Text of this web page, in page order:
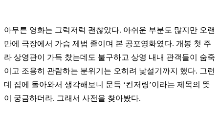
아무튼 영화는 그럭저럭 괜찮았다. 아쉬운 부분도 많지만 오랜
만에 극장에서 가슴 제법 졸이며 본 공포영화였다. 개봉 첫 주
라 상영관이 가득 찼는데도 불구하고 상영 내내 관객들이 숨죽
이고 조용히 관람하는 분위기는 오히려 낯설기까지 했다. 그런
데 집에 돌아와서 생각해보니 문득 ‘컨저링’이라는 제목의 뜻
이 궁금하더라. 그래서 사전을 찾아봤다.